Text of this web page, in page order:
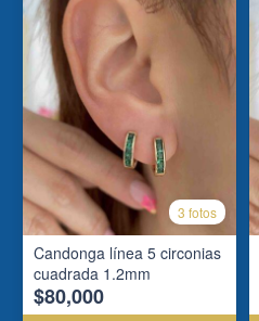
3 fotos
Candonga línea 5 circonias
cuadrada 1.2mm
$80,000